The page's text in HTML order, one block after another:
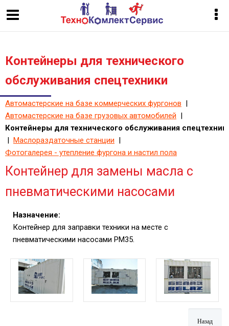
Контейнеры для технического
обслуживания спецтехники
Автомастерские на базе коммерческих фургонов |
Автомастерские на базе грузовых автомобилей |
Контейнеры для технического обслуживания
| Маслораздаточные станции |
Фотогалерея - утепление фургона и настил пола
Контейнер для замены масла с
пневматическими насосами
Назначение:
Контейнер для заправки техники на месте с
пневматическими насосами PM35.